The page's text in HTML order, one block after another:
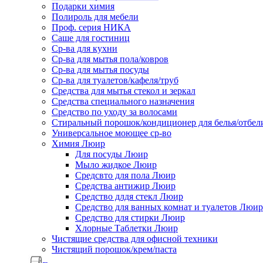
Подарки химия
Полироль для мебели
Проф. серия НИКА
Саше для гостиниц
Ср-ва для кухни
Ср-ва для мытья пола/ковров
Ср-ва для мытья посуды
Ср-ва для туалетов/кафеля/труб
Средства для мытья стекол и зеркал
Средства специального назначения
Средство по уходу за волосами
Стиральный порошок/кондиционер для белья/
Универсальное моющее ср-во
Химия Люир
Для посуды Люир
Мыло жидкое Люир
Средсвто для пола Люир
Средства антижир Люир
Средство длдя стекл Люир
Средство для ванных комнат и туалетов Люир
Средство для стирки Люир
Хлорные Таблетки Люир
Чистящие средства для офисной техники
Чистящий порошок/крем/паста